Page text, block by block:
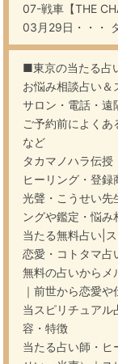
07-戦車【THE
03月29日・・・
■東京の当たる占
お悩み相談占い＆
サロン・電話・遠
ご予約前によく
など
タカマノハラ伝
ヒーリング・登録
光聲・こうせい先
ングや鑑定・悩み
当たる無料占い|
恋愛・コトタマ占
無料の占いからメ
｜前世から恋愛
当スピリチュアル
容・特徴
当たる占い師・ヒ